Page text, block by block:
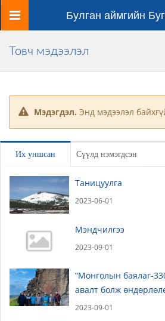
Цэс Булган аймгийн
Товч мэдээлэл
Мэдэгдэл. Энд мэдээлэл
Их уншсан Сүүлд нэмэгдсэн
Таницуулга
2023-06-01
Мэндчилгээ
2023-09-01
“Монголын баялаг-
авалт болж
2023-09-01